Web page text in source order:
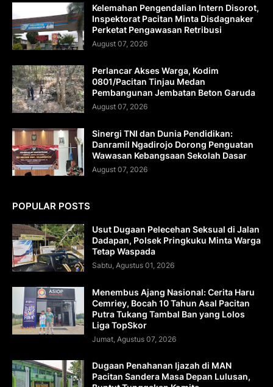
Kelemahan Pengendalian Intern Disorot,
Inspektorat Pacitan Minta Disdagnaker
Perketat Pengawasan Retribusi
August 07, 2026
Perlancar Akses Warga, Kodim
0801/Pacitan Tinjau Medan
Pembangunan Jembatan Beton Garuda
August 07, 2026
Sinergi TNI dan Dunia Pendidikan:
Danramil Ngadirojo Dorong Penguatan
Wawasan Kebangsaan Sekolah Dasar
August 07, 2026
POPULAR POSTS
Usut Dugaan Pelecehan Seksual di Jalan
Dadapan, Polsek Pringkuku Minta Warga
Tetap Waspada
Sabtu, Agustus 01, 2026
Menembus Ajang Nasional: Cerita Haru
Cemriey, Bocah 10 Tahun Asal Pacitan
Putra Tukang Tambal Ban yang Lolos
Liga TopSkor
Jumat, Agustus 07, 2026
Dugaan Penahanan Ijazah di MAN
Pacitan Sandera Masa Depan Lulusan,